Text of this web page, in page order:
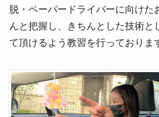
脱・ペーパードライバーに向けた
んと把握し、きちんとした技術と
て頂けるよう教習を行っておりま